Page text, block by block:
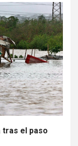
tras el paso